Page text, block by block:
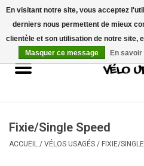
USD/CAD
Vélos neufs
Mécanique
Fixie/Single Speed
ACCUEIL / VÉLOS USAGÉS / FIXIE/
En visitant notre site, vous acceptez
derniers nous permettent de mieux
clientèle et son utilisation de notre site,
Masquer ce message
En